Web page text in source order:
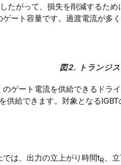
たがって、損失を削減するた
ート容量です。過渡電流が多
図2. トランジ
ゲート電流を供給できるドラ
供給できます。対象となる
は、出力の立上がり時間tR、